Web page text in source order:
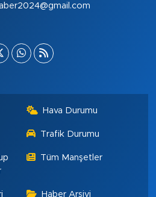
Hava Durumu
Trafik Durumu
Tüm Manşetler
Haber Arşivi